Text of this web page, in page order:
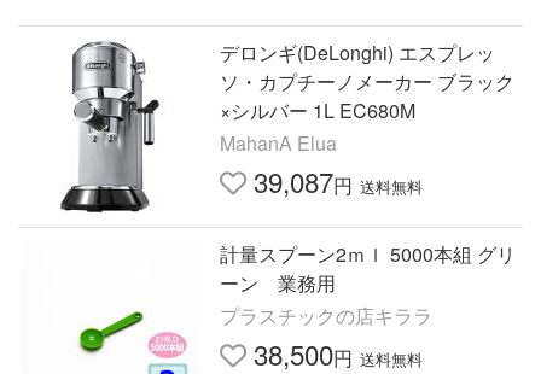
デロンギ(DeLonghi) エスプレッ
ソ・カプチーノメーカー ブラック
×シルバー 1L EC680M
MahanA Elua
39,087円 送料無料
計量スプーン2ｍｌ 5000本組 グリ
ーン 業務用
プラスチックの店キララ
38,500円 送料無料